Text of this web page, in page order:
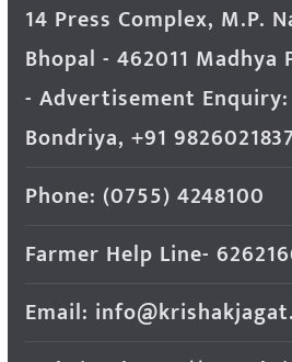
14 Press Complex, M.P.
Bhopal - 462011 Madhya
- Advertisement
Bondriya, +91 9826021837
Phone: (0755) 4248100
Farmer Help Line-
Email: